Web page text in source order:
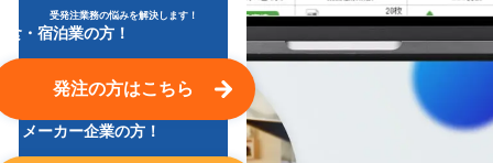
受発注業務の悩みを解決します！
食・宿泊業の方！
発注の方はこちら
・メーカー企業の方！